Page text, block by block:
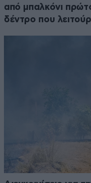
από μπαλκόνι
δέντρο που